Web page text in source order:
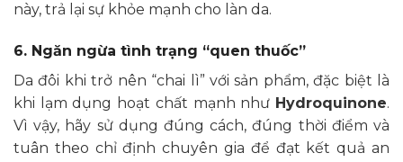
này, trả lại sự khỏe mạnh cho làn da.
6. Ngăn ngừa tình trạng “quen thuốc”
Da đôi khi trở nên “chai lì” với sản phẩm, đặc biệt là
khi lạm dụng hoạt chất mạnh như Hydroquinone.
Vì vậy, hãy sử dụng đúng cách, đúng thời điểm và
tuân theo chỉ định chuyên gia để đạt kết quả an